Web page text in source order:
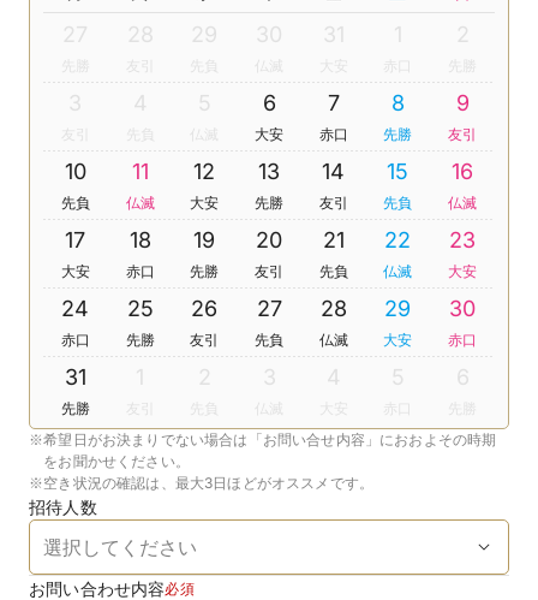
27 28
友引
29
先負
30
仏滅
31
大安
1 2
3
友引
4
先負
5
仏滅
6
大安
7
赤口
8
先勝
9
友引
10
先負
11
仏滅
12
大安
13
先勝
14
友引
15
先負
16
仏滅
17
大安
18
赤口
19
先勝
20
友引
21
先負
22
仏滅
23
大安
24
赤口
25
先勝
26
友引
27
先負
28
仏滅
29
大安
30
赤口
31
先勝
1
友引
2
先負
3
仏滅
4
大安
5 6
※希望日がお決まりでない場合は「お問い合せ内容」におおよその時期
をお聞かせください。
※空き状況の確認は、最大3日ほどがオススメです。
招待人数
お問い合わせ内容必須